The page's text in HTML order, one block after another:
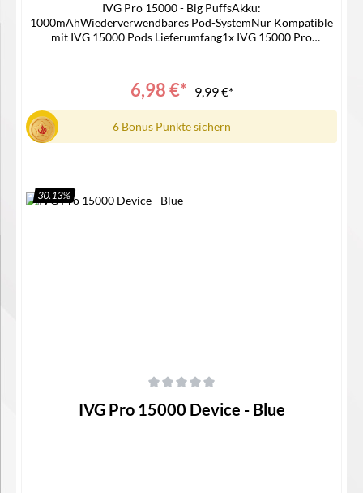
IVG Pro 15000 - Big PuffsAkku:
1000mAhWiederverwendbares Pod-SystemNur Kompatible
mit IVG 15000 Pods Lieferumfang1x IVG 15000 Pro
6,98 €* 9,99 €*
6 Bonus Punkte sichern
30.13%
IVG Pro 15000 Device - Blue